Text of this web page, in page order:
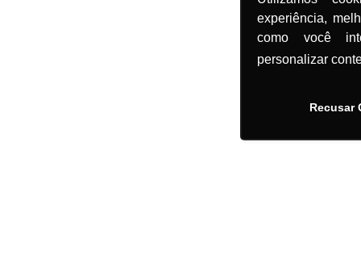
experiência,
como você
personalizar
Recusar